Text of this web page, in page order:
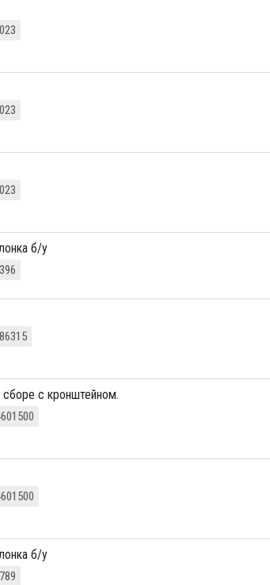
б/у
с кронштейном.
б/у